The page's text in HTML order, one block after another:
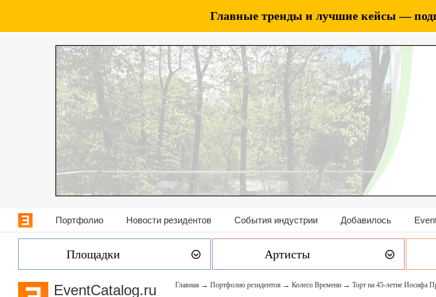
Главные тренды и лучшие кейсы —
Портфолио Новости резидентов События индустрии Добавилось
Площадки Артисты
EventCatalog.ru Главная → Портфолио резидентов → Колесо Времени → Торт на 45-летие Иосифа